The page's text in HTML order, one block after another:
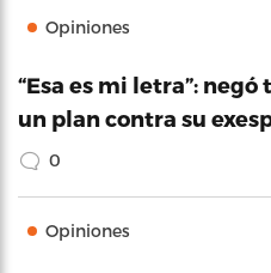
Opiniones
“Esa es mi letra”:
un plan contra su
0
Opiniones